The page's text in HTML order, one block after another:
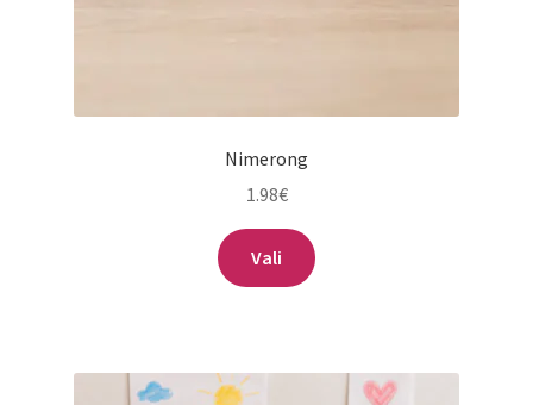
Nimerong
1.98€
Vali
tootel
Valikuid